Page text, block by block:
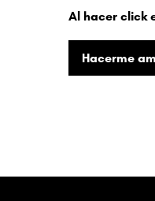
Al hacer click
Hacerme